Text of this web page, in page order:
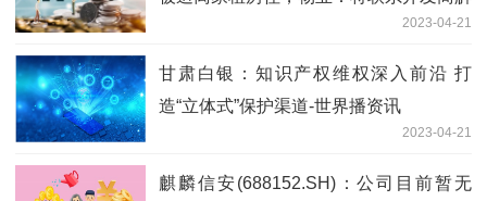
2023-04-21
甘肃白银：知识产权维权深入前沿 打
造“立体式”保护渠道-世界播资讯
2023-04-21
麒麟信安(688152.SH)：公司目前暂无